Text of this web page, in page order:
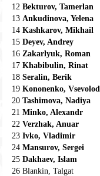
12 Bekturov, Tamerlan
13 Ankudinova, Yelena
14 Kashkarov, Mikhail
15 Deyev, Andrey
16 Zakarlyuk, Roman
17 Khabibulin, Rinat
18 Seralin, Berik
19 Kononenko, Vsevolod
20 Tashimova, Nadiya
21 Minko, Alexandr
22 Verzhak, Anuar
23 Ivko, Vladimir
24 Mansurov, Sergei
25 Dakhaev, Islam
26 Blankin, Talgat